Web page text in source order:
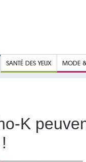
SANTÉ DES YEUX MODE
K